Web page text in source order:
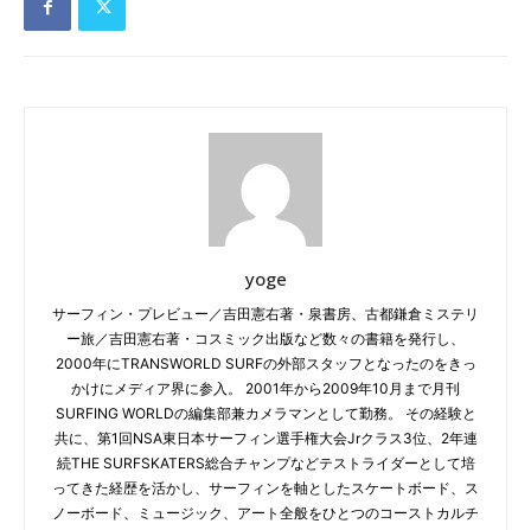
yoge
サーフィン・プレビュー／吉田憲右著・泉書房、古都鎌倉ミステリ
ー旅／吉田憲右著・コスミック出版など数々の書籍を発行し、
2000年にTRANSWORLD SURFの外部スタッフとなったのをきっ
かけにメディア界に参入。 2001年から2009年10月まで月刊
SURFING WORLDの編集部兼カメラマンとして勤務。 その経験と
共に、第1回NSA東日本サーフィン選手権大会Jrクラス3位、2年連
続THE SURFSKATERS総合チャンプなどテストライダーとして培
ってきた経歴を活かし、サーフィンを軸としたスケートボード、ス
ノーボード、ミュージック、アート全般をひとつのコーストカルチ